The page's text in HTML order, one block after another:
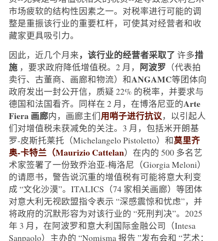
市场疲软的结构性因素之一。对税率进行可能的调
整是重振该行业的重要杠杆，可使其对经营者和收
藏家更具吸引力。
因此，近几个月来，该行业的经营者采取了 许多措
施 ，要求政府降低增值税。2 月， 阿波罗 （代表拍
卖行、古董商、画廊和物流）和ANGAMC等团体向
政府发出一封公开信，质疑 22% 的税率，并要求与
德国和法国看齐。同样在 2 月，在博洛尼亚的Arte
Fiera 画廊内，画廊主们用哨子进行抗议，以引起人
们对增值税未获减免的关注。3 月，包括米开朗基
罗-皮斯托莱托（Michelangelo Pistoletto）和莫里齐
奥-卡特兰（Maurizio Cattelan）在内的 500 多名艺
术家签署了一份致乔治亚-梅洛尼（Giorgia Meloni）
的请愿书，警告说沉重的增值税有可能将意大利变
成 “文化沙漠”。ITALICS（74 家相关画廊）等团体
对意大利无视欧盟指令表示 “深感震惊和忧虑”，并
将政府的沉默形容为对该行业的 “死刑判决”。2025
年 3 月，在阿波罗和意大利国际金融公司（Intesa
Sanpaolo）主办的 “Nomisma 报告 ”发布会和 “艺术：